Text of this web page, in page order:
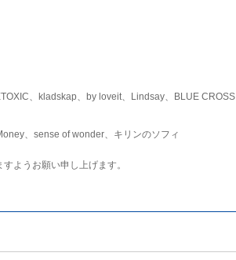
、kladskap、by loveit、Lindsay、BLUE CROSS
、sense of wonder、キリンのソフィ
ようお願い申し上げます。